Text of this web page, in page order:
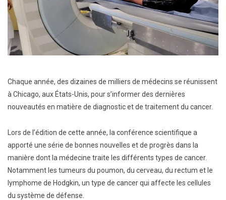
Chaque année, des dizaines de milliers de médecins se réunissent
à Chicago, aux États-Unis, pour s’informer des dernières
nouveautés en matière de diagnostic et de traitement du cancer.
Lors de l’édition de cette année, la conférence scientifique a
apporté une série de bonnes nouvelles et de progrès dans la
manière dont la médecine traite les différents types de cancer.
Notamment les tumeurs du poumon, du cerveau, du rectum et le
lymphome de Hodgkin, un type de cancer qui affecte les cellules
du système de défense.